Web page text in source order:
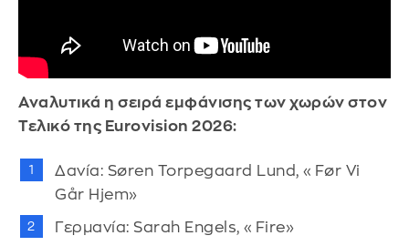
Αναλυτικά η σειρά εμφάνισης των χωρών στον
Τελικό της Eurovision 2026:
Δανία: Søren Torpegaard Lund, «Før Vi
Går Hjem»
Γερμανία: Sarah Engels, «Fire»